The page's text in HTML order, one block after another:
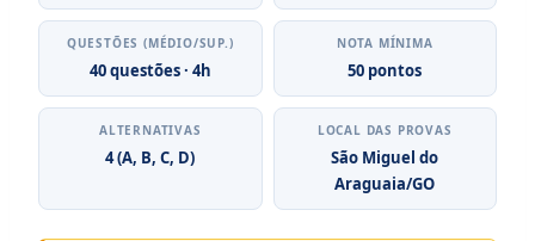
QUESTÕES (MÉDIO/SUP.)
40 questões · 4h
NOTA MÍNIMA
50 pontos
ALTERNATIVAS
4 (A, B, C, D)
LOCAL DAS PROVAS
São Miguel do
Araguaia/GO